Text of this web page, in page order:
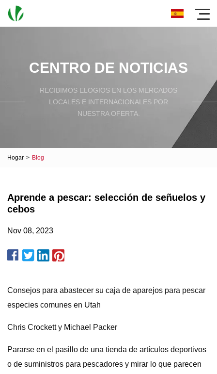
CENTRO DE NOTICIAS
RECIBIMOS ELOGIOS EN LOS MERCADOS
LOCALES E INTERNACIONALES POR
NUESTRA OFERTA.
Hogar > Blog
Aprende a pescar: selección de señuelos y
cebos
Nov 08, 2023
Consejos para abastecer su caja de aparejos para pescar
especies comunes en Utah
Chris Crockett y Michael Packer
Pararse en el pasillo de una tienda de artículos deportivos
o de suministros para pescadores y mirar lo que parecen